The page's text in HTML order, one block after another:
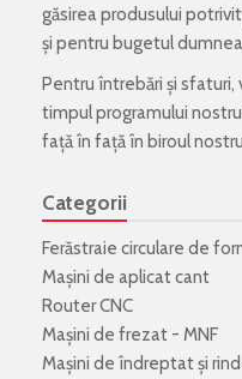
găsirea produsului
și pentru bugetul
Pentru întrebări și sfaturi,
timpul programului
față în față în biroul
Categorii
Ferăstraie circulare de
Mașini de aplicat cant
Router CNC
Mașini de frezat - MNF
Mașini de îndreptat și